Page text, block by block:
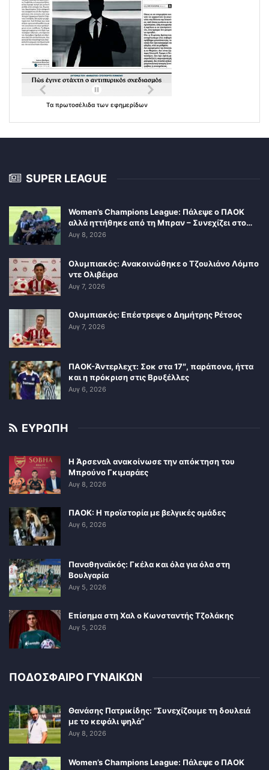
Τα πρωτοσέλιδα των εφημερίδων
SUPER LEAGUE
Women’s Champions League: Πάλεψε ο ΠΑΟΚ
αλλά ηττήθηκε από τη Μπραν – Συνεχίζει στο…
Αυγ 8, 2026
Ολυμπιακός: Ανακοινώθηκε ο Τζουλιάνο Λόμπο
ντε Ολιβέιρα
Αυγ 7, 2026
Ολυμπιακός: Επέστρεψε ο Δημήτρης Ρέτσος
Αυγ 7, 2026
ΠΑΟΚ-Άντερλεχτ: Σοκ στα 17″, παράπονα, ήττα
και η πρόκριση στις Βρυξέλλες
Αυγ 6, 2026
ΕΥΡΩΠΗ
Η Άρσεναλ ανακοίνωσε την απόκτηση του
Μπρούνο Γκιμαράες
Αυγ 8, 2026
ΠΑΟΚ: Η προϊστορία με βελγικές ομάδες
Αυγ 6, 2026
Παναθηναϊκός: Γκέλα και όλα για όλα στη
Βουλγαρία
Αυγ 5, 2026
Επίσημα στη Χαλ ο Κωνσταντής Τζολάκης
Αυγ 5, 2026
ΠΟΔΟΣΦΑΙΡΟ ΓΥΝΑΙΚΩΝ
Θανάσης Πατρικίδης: “Συνεχίζουμε τη δουλειά
με το κεφάλι ψηλά”
Αυγ 8, 2026
Women’s Champions League: Πάλεψε ο ΠΑΟΚ